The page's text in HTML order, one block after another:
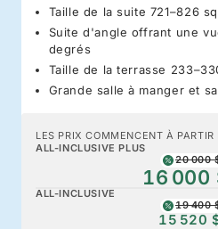
Taille de la suite 721–826
Suite d'angle offrant une
degrés
Taille de la terrasse
Grande salle à manger et
LES PRIX COMMENCENT À PARTIR
ALL-INCLUSIVE PLUS
20 000
16 000
ALL-INCLUSIVE
19 400
15 520